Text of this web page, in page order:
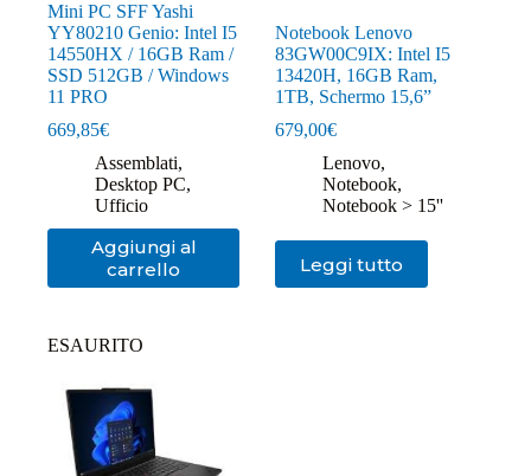
Mini PC SFF Yashi
YY80210 Genio: Intel I5
14550HX / 16GB Ram /
SSD 512GB / Windows
11 PRO
669,85€
Assemblati,
Desktop PC,
Ufficio
Aggiungi al
carrello
Notebook Lenovo
83GW00C9IX: Intel I5
13420H, 16GB Ram,
1TB, Schermo 15,6”
679,00€
Lenovo,
Notebook,
Notebook > 15''
Leggi tutto
ESAURITO